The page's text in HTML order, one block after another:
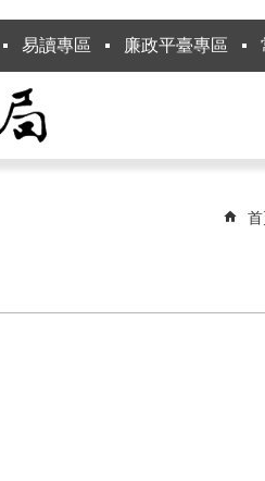
易讀專區 廉政平臺專區